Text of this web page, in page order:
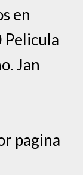
en
Pelicula
Jan
pagina